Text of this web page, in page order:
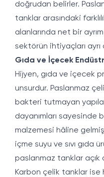
doğrudan belirler.
tanklar arasındaki
alanlarında net bir
sektörün ihtiyaçları ayrı
Gıda ve İçecek
Hijyen, gıda ve içecek
unsurdur. Paslanmaz
bakteri tutmayan
dayanımları
malzemesi hâline
içme suyu ve sıvı gıda
paslanmaz tanklar açık
Karbon çelik tanklar ise